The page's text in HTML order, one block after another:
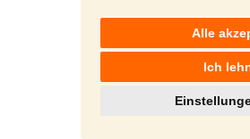
Alle
Ich